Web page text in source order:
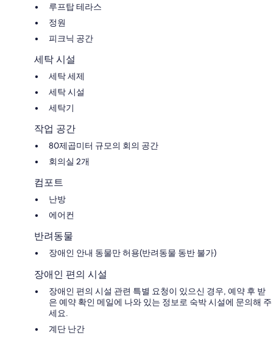
루프탑 테라스
정원
피크닉 공간
세탁 시설
세탁 세제
세탁 시설
세탁기
작업 공간
80제곱미터 규모의 회의 공간
회의실 2개
컴포트
난방
에어컨
반려동물
장애인 안내 동물만 허용(반려동물 동반 불가)
장애인 편의 시설
장애인 편의 시설 관련 특별 요청이 있으신 경우, 예약 후 받
은 예약 확인 메일에 나와 있는 정보로 숙박 시설에 문의해 주
세요.
계단 난간